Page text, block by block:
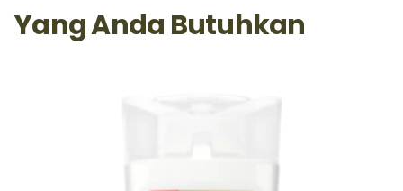
Yang Anda Butuhkan